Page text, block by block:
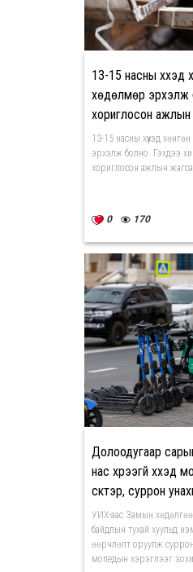
13-15 насны хүүхэд
хөдөлмөр эрхэлж
хориглосон
гэж бий
13-15 насны хүүхэд
эрхэлж болно. Гэхдээ
хориглосон ажлын
0 170
Долоодугаар
нас хүрээгүй хүүхэд
скүүтэр, суррон
УИХ-аас Замын
байдлын тухай хуульд
өөрчлөлт оруулж
мопедын хэрэглээг